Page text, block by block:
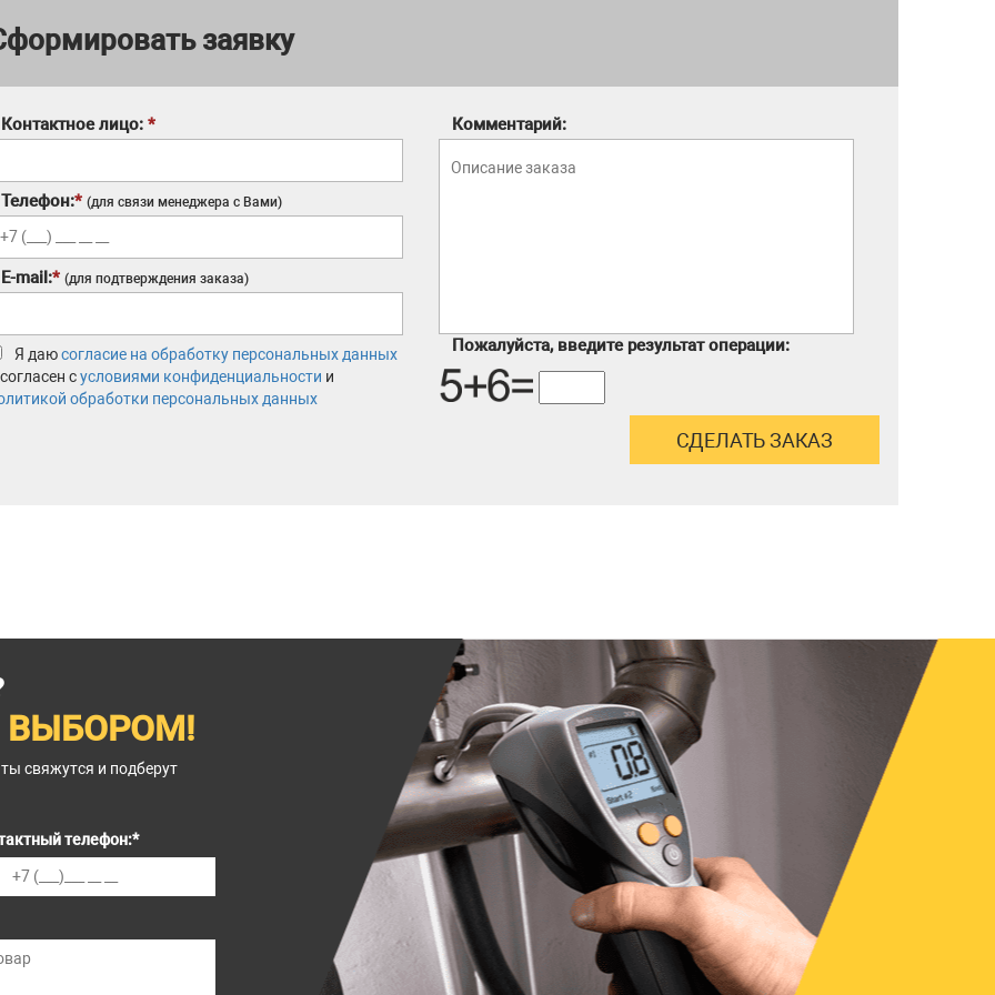
заявку
Контактное лицо: *
Телефон:* (для связи менеджера с Вами)
E-mail:* (для подтверждения заказа)
Я даюсогласие на обработку персональных данных
сусловиями конфиденциальности и
обработки персональных данных
Комментарий:
Пожалуйста, введите результат операции:
свяжутся и подберут
телефон:*